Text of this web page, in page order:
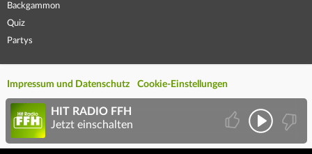
Backgammon
Quiz
Partys
Impressum und Datenschutz Cookie-Einstellungen
HIT RADIO FFH
Jetzt einschalten